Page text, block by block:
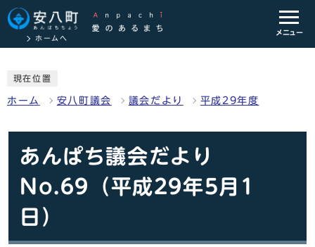
ホームへ
メニュー
現在位置
ホーム 安八町議会 議会だより 平成29年度
あんぱち議会だより
No.69（平成29年5月1
日）